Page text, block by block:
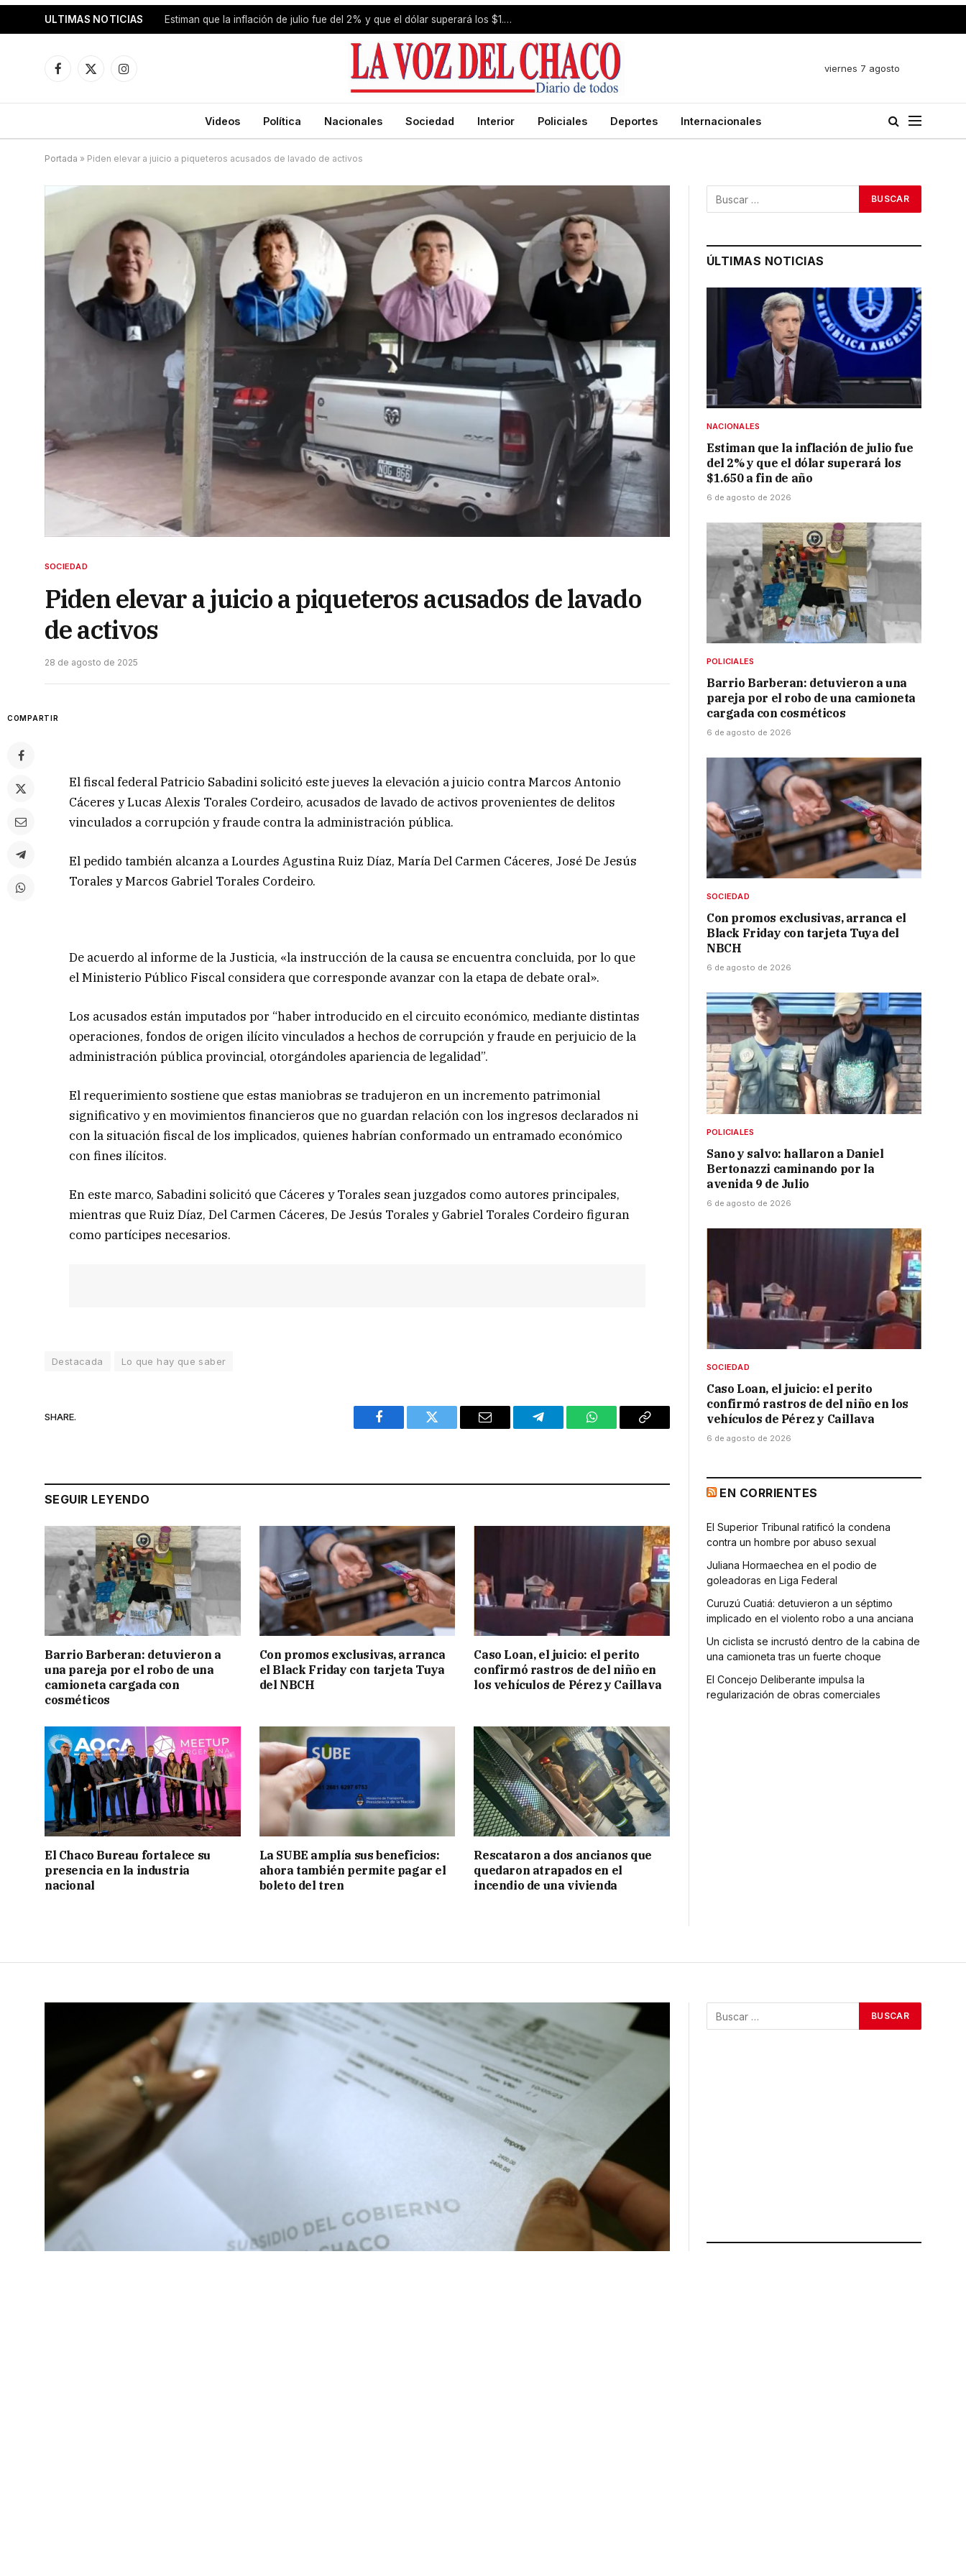
ULTIMAS NOTICIAS Estiman que la inflación de julio fue del 2% y que el dólar superará los $1.650 a fin de año
Facebook
X
Instagram
viernes 7 agosto
Videos Política Nacionales Sociedad Interior Policiales Deportes Internacionales
Portada » Piden elevar a juicio a piqueteros acusados de lavado de activos
SOCIEDAD
Piden elevar a juicio a piqueteros acusados de lavado
de activos
28 de agosto de 2025
COMPARTIR
El fiscal federal Patricio Sabadini solicitó este jueves la elevación a juicio contra Marcos Antonio
Cáceres y Lucas Alexis Torales Cordeiro, acusados de lavado de activos provenientes de delitos
vinculados a corrupción y fraude contra la administración pública.
El pedido también alcanza a Lourdes Agustina Ruiz Díaz, María Del Carmen Cáceres, José De Jesús
Torales y Marcos Gabriel Torales Cordeiro.
De acuerdo al informe de la Justicia, «la instrucción de la causa se encuentra concluida, por lo que
el Ministerio Público Fiscal considera que corresponde avanzar con la etapa de debate oral».
Los acusados están imputados por “haber introducido en el circuito económico, mediante distintas
operaciones, fondos de origen ilícito vinculados a hechos de corrupción y fraude en perjuicio de la
administración pública provincial, otorgándoles apariencia de legalidad”.
El requerimiento sostiene que estas maniobras se tradujeron en un incremento patrimonial
significativo y en movimientos financieros que no guardan relación con los ingresos declarados ni
con la situación fiscal de los implicados, quienes habrían conformado un entramado económico
con fines ilícitos.
En este marco, Sabadini solicitó que Cáceres y Torales sean juzgados como autores principales,
mientras que Ruiz Díaz, Del Carmen Cáceres, De Jesús Torales y Gabriel Torales Cordeiro figuran
como partícipes necesarios.
Destacada Lo que hay que saber
SHARE.
Facebook Twitter Email Telegram WhatsAppCopy
SEGUIR LEYENDO
Barrio Barberan: detuvieron a
una pareja por el robo de una
camioneta cargada con
cosméticos
Con promos exclusivas, arranca
el Black Friday con tarjeta Tuya
del NBCH
Caso Loan, el juicio: el perito
confirmó rastros de del niño en
los vehículos de Pérez y Caillava
El Chaco Bureau fortalece su
presencia en la industria
nacional
La SUBE amplía sus beneficios:
ahora también permite pagar el
boleto del tren
Rescataron a dos ancianos que
quedaron atrapados en el
incendio de una vivienda
ÚLTIMAS NOTICIAS
NACIONALES
Estiman que la inflación de julio fue
del 2% y que el dólar superará los
$1.650 a fin de año
6 de agosto de 2026
POLICIALES
Barrio Barberan: detuvieron a una
pareja por el robo de una camioneta
cargada con cosméticos
6 de agosto de 2026
SOCIEDAD
Con promos exclusivas, arranca el
Black Friday con tarjeta Tuya del
NBCH
6 de agosto de 2026
POLICIALES
Sano y salvo: hallaron a Daniel
Bertonazzi caminando por la
avenida 9 de Julio
6 de agosto de 2026
SOCIEDAD
Caso Loan, el juicio: el perito
confirmó rastros de del niño en los
vehículos de Pérez y Caillava
6 de agosto de 2026
EN CORRIENTES
El Superior Tribunal ratificó la condena
contra un hombre por abuso sexual
Juliana Hormaechea en el podio de
goleadoras en Liga Federal
Curuzú Cuatiá: detuvieron a un séptimo
implicado en el violento robo a una anciana
Un ciclista se incrustó dentro de la cabina de
una camioneta tras un fuerte choque
El Concejo Deliberante impulsa la
regularización de obras comerciales